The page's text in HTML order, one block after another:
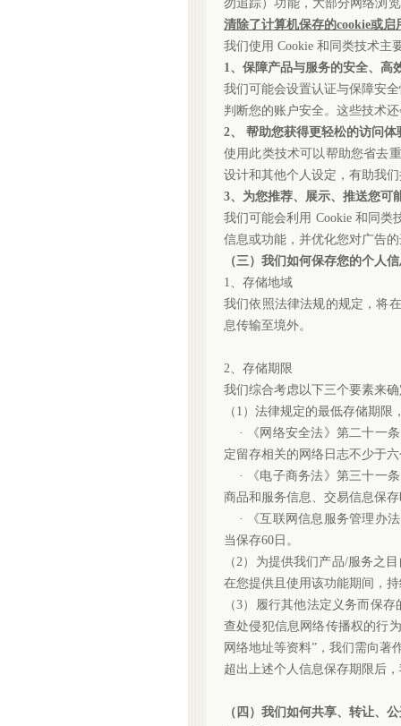
勿追踪）功能，大部分网络浏
清除了计算机保存的cookie或启
我们使用 Cookie 和同类技术主
1、保障产品与服务的安全、高
我们可能会设置认证与保障安
判断您的账户安全。这些技术
2、 帮助您获得更轻松的访问体
使用此类技术可以帮助您省去
设计和其他个人设定，有助我
3、为您推荐、展示、推送您可
我们可能会利用 Cookie 和同类
信息或功能，并优化您对广告
（三）我们如何保存您的个人
1、存储地域
我们依照法律法规的规定，将
息传输至境外。
2、存储期限
我们综合考虑以下三个要素来
（ 1）法律规定的最低存储期限
· 《网络安全法》第二十一
定留存相关的网络日志不少于
· 《电子商务法》第三十一
商品和服务信息、交易信息保
· 《互联网信息服务管理办
当保存60日。
（2）为提供我们产品/服务之
在您提供且使用该功能期间，
（3）履行其他法定义务而保
查处侵犯信息网络传播权的行
网络地址等资料”，我们需向著
超出上述个人信息保存期限后
（四）我们如何共享、转让、